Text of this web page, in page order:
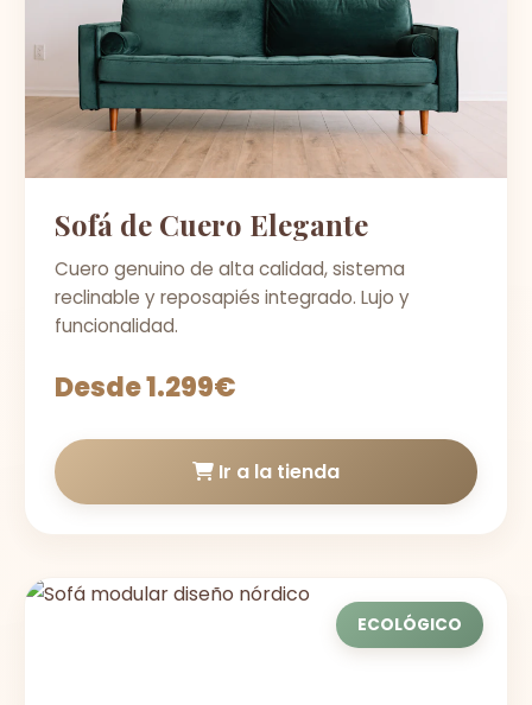
Sofá de Cuero Elegante
Cuero genuino de alta calidad, sistema
reclinable y reposapiés integrado. Lujo y
funcionalidad.
Desde 1.299€
Ir a la tienda
ECOLÓGICO